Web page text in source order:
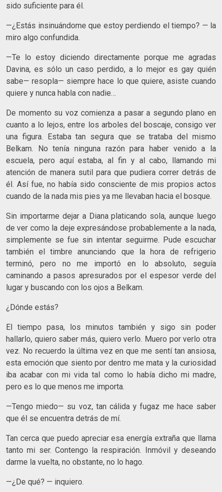
sido suficiente para él.
—¿Estás insinuándome que estoy perdiendo el tiempo? — la
miro algo confundida.
—Te lo estoy diciendo directamente porque me agradas
Davina, es sólo un caso perdido, a lo mejor es gay quién
sabe— resopla— siempre hace lo que quiere, asiste cuando
quiere y nunca habla con nadie…
De momento su voz comienza a pasar a segundo plano en
cuanto a lo lejos, entre los arboles del boscaje, consigo ver
una figura. Estaba tan segura que se trataba del mismo
Belkam. No tenía ninguna razón para haber venido a la
escuela, pero aquí estaba, al fin y al cabo, llamando mi
atención de manera sutil para que pudiera correr detrás de
él. Así fue, no había sido consciente de mis propios actos
cuando de la nada mis pies ya me llevaban hacia el bosque.
Sin importarme dejar a Diana platicando sola, aunque luego
de ver como la deje expresándose probablemente a la nada,
simplemente se fue sin intentar seguirme. Pude escuchar
también el timbre anunciando que la hora de refrigerio
terminó, pero no me importó en lo absoluto, seguía
caminando a pasos apresurados por el espesor verde del
lugar y buscando con los ojos a Belkam.
¿Dónde estás?
El tiempo pasa, los minutos también y sigo sin poder
hallarlo, quiero saber más, quiero verlo. Muero por verlo otra
vez. No recuerdo la última vez en que me sentí tan ansiosa,
esta emoción que siento por dentro me mata y la curiosidad
iba acabar con mi vida tal como lo había dicho mi madre,
pero es lo que menos me importa.
—Tengo miedo— su voz, tan cálida y fugaz me hace saber
que él se encuentra detrás de mí.
Tan cerca que puedo apreciar esa energía extraña que llama
tanto mi ser. Contengo la respiración. Inmóvil y deseando
darme la vuelta, no obstante, no lo hago.
—¿De qué? — inquiero.